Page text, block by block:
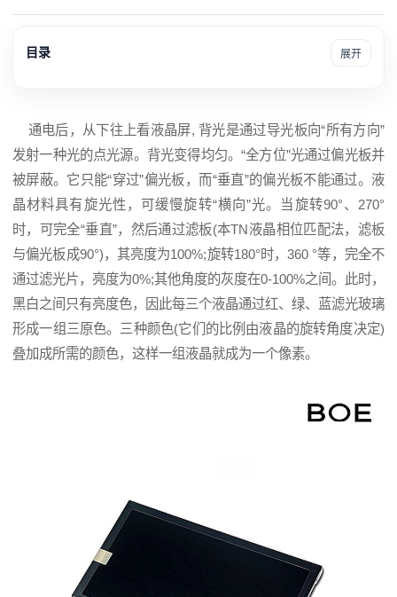
目录 展开
通电后，从下往上看液晶屏, 背光是通过导光板向“所有方向”
发射一种光的点光源。背光变得均匀。“全方位”光通过偏光板并
被屏蔽。它只能“穿过”偏光板，而“垂直”的偏光板不能通过。液
晶材料具有旋光性，可缓慢旋转“横向”光。当旋转90°、270°
时，可完全“垂直”，然后通过滤板(本TN液晶相位匹配法，滤板
与偏光板成90°)，其亮度为100%;旋转180°时，360 °等，完全不
通过滤光片，亮度为0%;其他角度的灰度在0-100%之间。此时，
黑白之间只有亮度色，因此每三个液晶通过红、绿、蓝滤光玻璃
形成一组三原色。三种颜色(它们的比例由液晶的旋转角度决定)
叠加成所需的颜色，这样一组液晶就成为一个像素。